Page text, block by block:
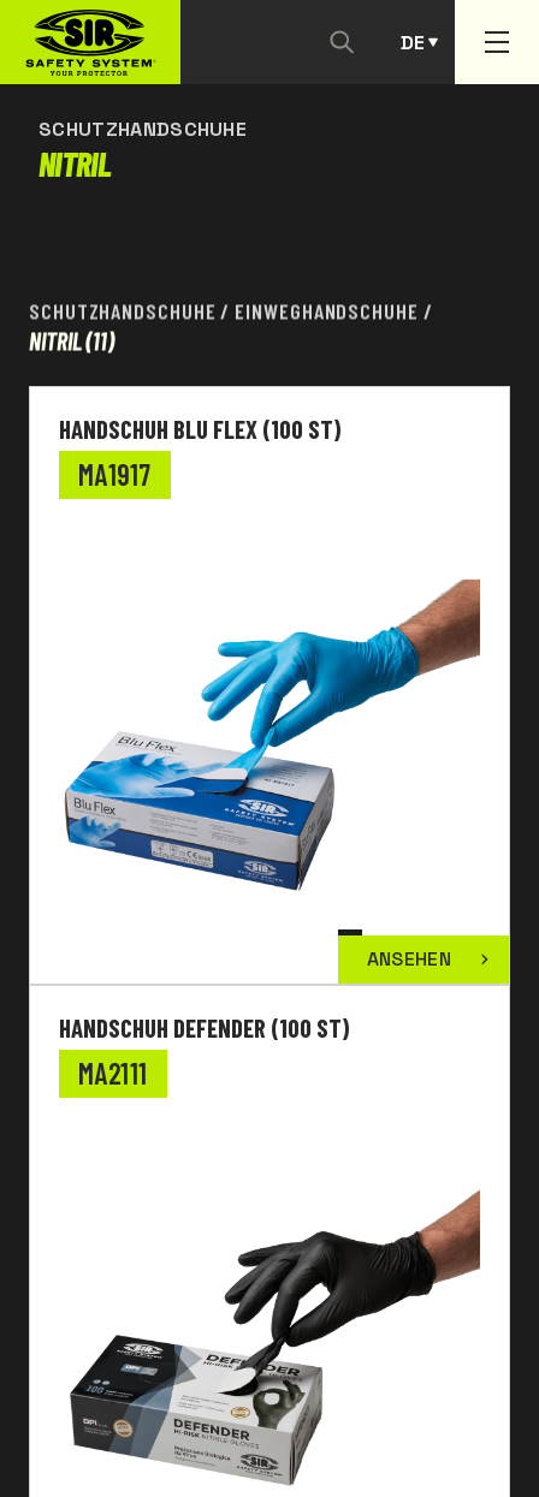
DE
PT
SCHUTZHANDSCHUHE
NITRIL
SCHUTZHANDSCHUHE / EINWEGHANDSCHUHE /
NITRIL(11)
HANDSCHUH BLU FLEX (100 ST)
MA1917
ANSEHEN
HANDSCHUH DEFENDER (100 ST)
MA2111
KONTAKTIEREN SIE UNS